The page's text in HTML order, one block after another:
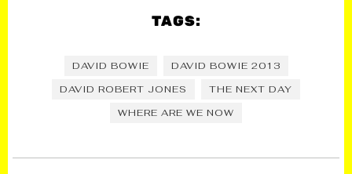
TAGS:
DAVID BOWIE
DAVID BOWIE 2013
DAVID ROBERT JONES
THE NEXT DAY
WHERE ARE WE NOW